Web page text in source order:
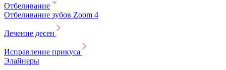
Отбеливание
Отбеливание зубов Zoom 4
Лечение десен
Исправление прикуса
Элайнеры